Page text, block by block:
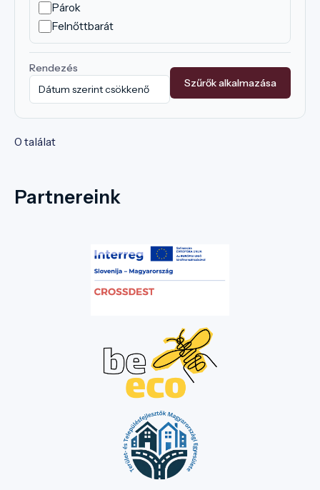
Párok
Felnőttbarát
Rendezés
Szűrők alkalmazása
0 találat
Partnereink